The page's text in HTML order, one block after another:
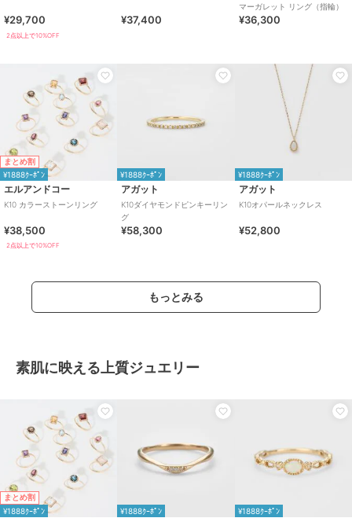
¥29,700
2点以上で10%OFF
¥37,400
マーガレット リング（指輪）
¥36,300
まとめ割
¥1888ｸｰﾎﾟﾝ
エルアンドコー
K10 カラーストーンリング
¥38,500
2点以上で10%OFF
¥1888ｸｰﾎﾟﾝ
アガット
K10ダイヤモンドピンキーリン
グ
¥58,300
¥1888ｸｰﾎﾟﾝ
アガット
K10オパールネックレス
¥52,800
もっとみる
素肌に映える上質ジュエリー
まとめ割
¥1888ｸｰﾎﾟﾝ ¥1888ｸｰﾎﾟﾝ ¥1888ｸｰﾎﾟﾝ